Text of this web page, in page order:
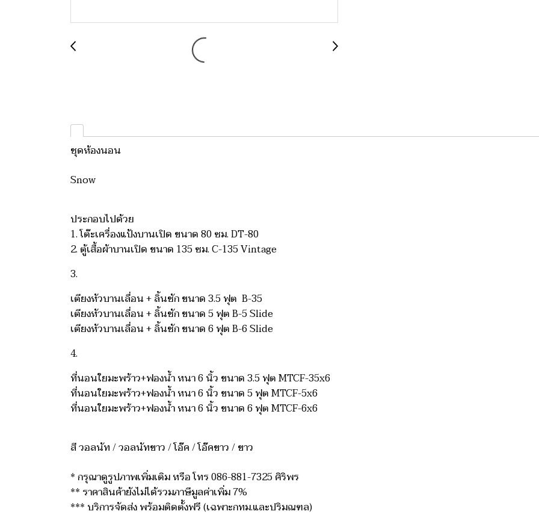
ชุดห้องนอน
Snow
ประกอบไปด้วย
1. โต๊ะเครื่องแป้งบานเปิด ขนาด 80 ซม.DT-80
2. ตู้เสื้อผ้าบานเปิด ขนาด 135 ซม.C-135 Vintage
3.
เตียงหัวบานเลื่อน + ลิ้นชัก ขนาด 3.5 ฟุต B-35
เตียงหัวบานเลื่อน + ลิ้นชัก ขนาด 5 ฟุตB-5 Slide
เตียงหัวบานเลื่อน + ลิ้นชัก ขนาด 6 ฟุตB-6 Slide
4.
ที่นอนใยมะพร้าว+ฟองน้ำ หนา 6 นิ้ว ขนาด 3.5 ฟุตMTCF-35x6
ที่นอนใยมะพร้าว+ฟองน้ำ หนา 6 นิ้ว ขนาด 5 ฟุตMTCF-5x6
ที่นอนใยมะพร้าว+ฟองน้ำ หนา 6 นิ้ว ขนาด 6 ฟุตMTCF-6x6
สี วอลนัท / วอลนัทขาว / โอ๊ค / โอ๊คขาว / ขาว
* กรุณาดูรูปภาพเพิ่มเติม หรือ โทร 086-881-7325 ศิริพร
** ราคาสินค้ายังไม่ได้รวมภาษีมูลค่าเพิ่ม 7%
*** บริการจัดส่ง พร้อมติดตั้งฟรี (เฉพาะกทม.และปริมณฑล)